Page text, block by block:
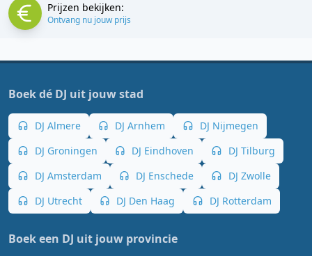
Prijzen bekijken:
Ontvang nu jouw prijs
Boek dé DJ uit jouw stad
DJ Almere DJ Arnhem
DJ Nijmegen
DJ Groningen
DJ Eindhoven
DJ Tilburg
DJ Amsterdam
DJ Enschede
DJ Zwolle
DJ Utrecht
DJ Den Haag DJ Rotterdam
Boek een DJ uit jouw provincie